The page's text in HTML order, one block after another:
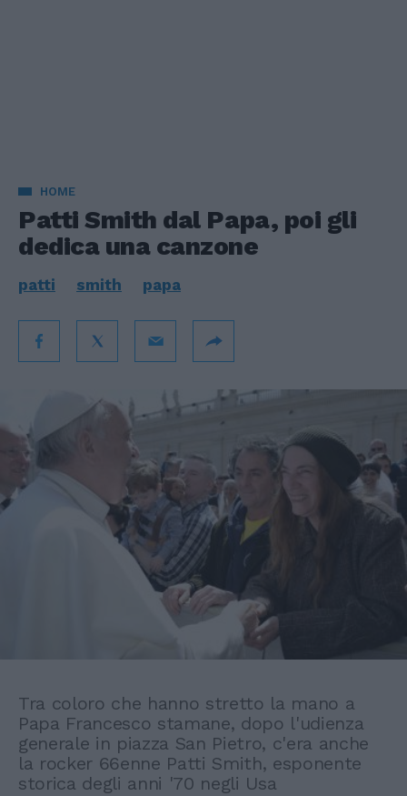
HOME
Patti Smith dal Papa, poi gli
dedica una canzone
patti smith papa
Tra coloro che hanno stretto la mano a
Papa Francesco stamane, dopo l'udienza
generale in piazza San Pietro, c'era anche
la rocker 66enne Patti Smith, esponente
storica degli anni '70 negli Usa